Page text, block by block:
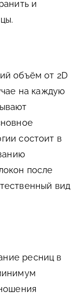
и
объём от 2D
на каждую
состоит в
после
вид
ресниц в